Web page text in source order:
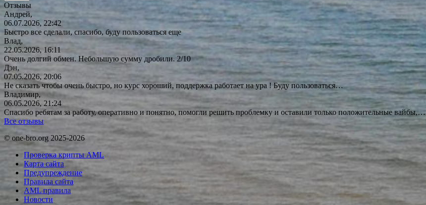
Отзывы
Андрей,
06.07.2026, 22:42
Быстро все сделали, спасибо, буду пользоваться еще
Влад,
22.05.2026, 16:11
Очень долгий обмен. Небольшую сумму дробили. 2/10
Дэн,
07.05.2026, 20:06
Не сказать чтобы очень быстро, но курс хороший, поддержка работает на ура ! Будупользоваться…
Владимир,
06.05.2026, 21:24
Спасибо ребятам за работу, оперативно и понятно, помогли решить проблемку и оставили только положительные вайбы,…
Все отзывы
© one-bro.org 2025-2026
Проверка крипты AML
Карта сайта
Предупреждение
Правила сайта
AML правила
Новости